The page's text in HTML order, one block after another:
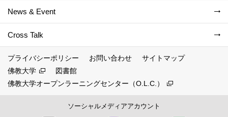
News & Event
Cross Talk
プライバシーポリシー お問い合わせ
サイトマップ
佛教大学
図書館
佛教大学オープンラーニングセンター（O.L.C.）
ソーシャルメディアアカウント